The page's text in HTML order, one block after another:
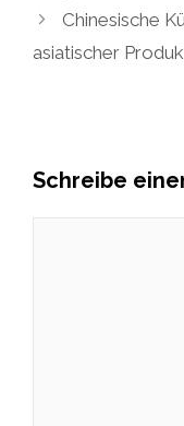
Chinesische
asiatischer
Schreibe